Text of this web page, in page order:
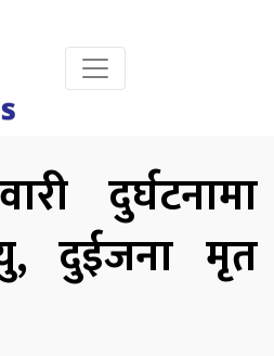
दुर्घटनामा
दुईजना मृत